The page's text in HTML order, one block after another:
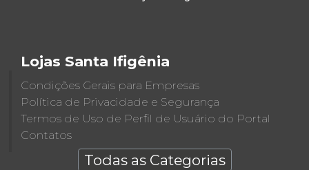
Lojas Santa Ifigênia
Condições Gerais para Empresas
Política de Privacidade e Segurança
Termos de Uso de Perfil de Usuário do Portal
Contatos
Todas as Categorias